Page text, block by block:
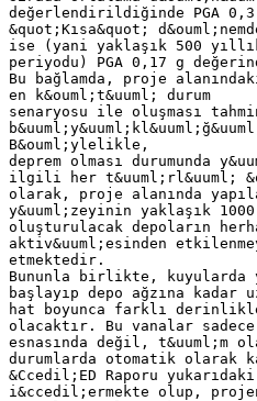
değerlendirildiğinde PGA
&quot;Kısa&quot;
ise (yani yaklaşık 500 yıllık
periyodu) PGA 0,17 g
Bu bağlamda, proje
en k&ouml;t&uuml; durum
senaryosu ile oluşması
B&ouml;ylelikle,
deprem olması durumunda
ilgili her t&uuml;rl&uuml;
olarak, proje alanında
y&uuml;zeyinin yaklaşık
oluşturulacak depoların
aktiv&uuml;esinden
etmektedir.
Bununla birlikte, kuyularda
başlayıp depo ağzına kadar
hat boyunca farklı
olacaktır. Bu vanalar sadece
esnasında değil, t&uuml;m
durumlarda otomatik olarak
&Ccedil;ED Raporu
i&ccedil;ermekte olup,